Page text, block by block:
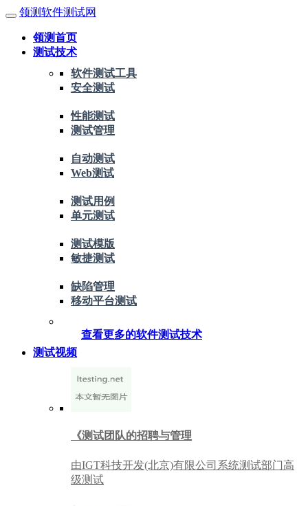
领测软件测试网
领测首页
测试技术
软件测试工具
安全测试
性能测试
测试管理
自动测试
Web测试
测试用例
单元测试
测试模版
敏捷测试
缺陷管理
移动平台测试
查看更多的软件测试技术
测试视频
《测试团队的招聘与管理
由IGT科技开发(北京)有限公司系统测试部门高
级测试